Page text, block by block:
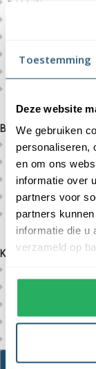
Toestemming
Deze website
We gebruiken
personaliseren,
en om ons
informatie over
partners voor
partners
informatie die u
verzameld op
BAM (0)
Landal(0)
Blog:
Geslaagd vlag
Korting bij Vlaggen
Welke doeksoort
Waarom hangt de
Wanneer hang je
Kennisbank:
De Zuid-Afrikaanse
Meer informatie